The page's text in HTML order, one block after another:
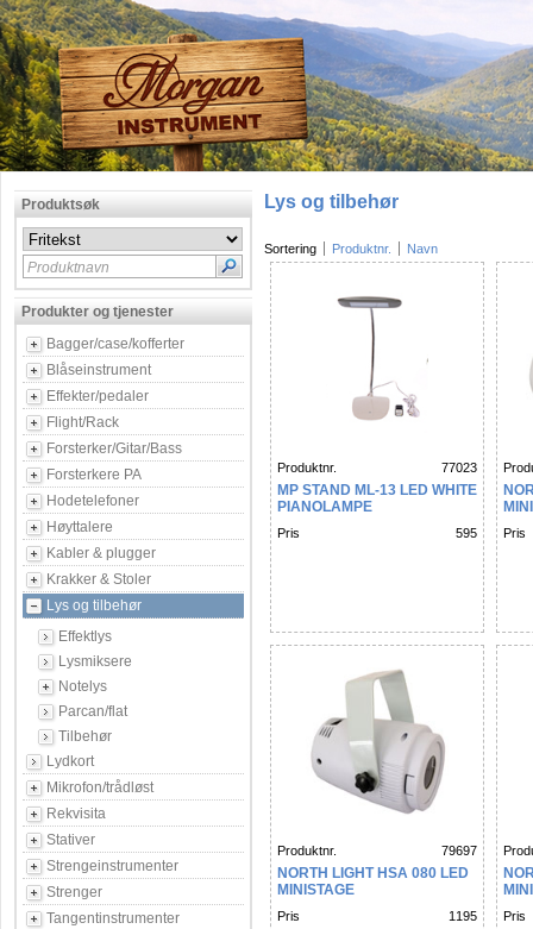
Produktsøk
Produktnavn
Produkter og tjenester
Bagger/case/kofferter
Blåseinstrument
Effekter/pedaler
Flight/Rack
Forsterker/Gitar/Bass
Forsterkere PA
Hodetelefoner
Høyttalere
Kabler & plugger
Krakker & Stoler
Lys og tilbehør
Effektlys
Lysmiksere
Notelys
Parcan/flat
Tilbehør
Lydkort
Mikrofon/trådløst
Rekvisita
Stativer
Strengeinstrumenter
Strenger
Tangentinstrumenter
Lys og tilbehør
Sortering Produktnr. Navn
Produktnr. 77023
MP STAND ML-13 LED WHITE
PIANOLAMPE
Pris 595 Pris
Produktnr. 79697
NORTH LIGHT HSA 080 LED
MINISTAGE
Pris 1195 Pris